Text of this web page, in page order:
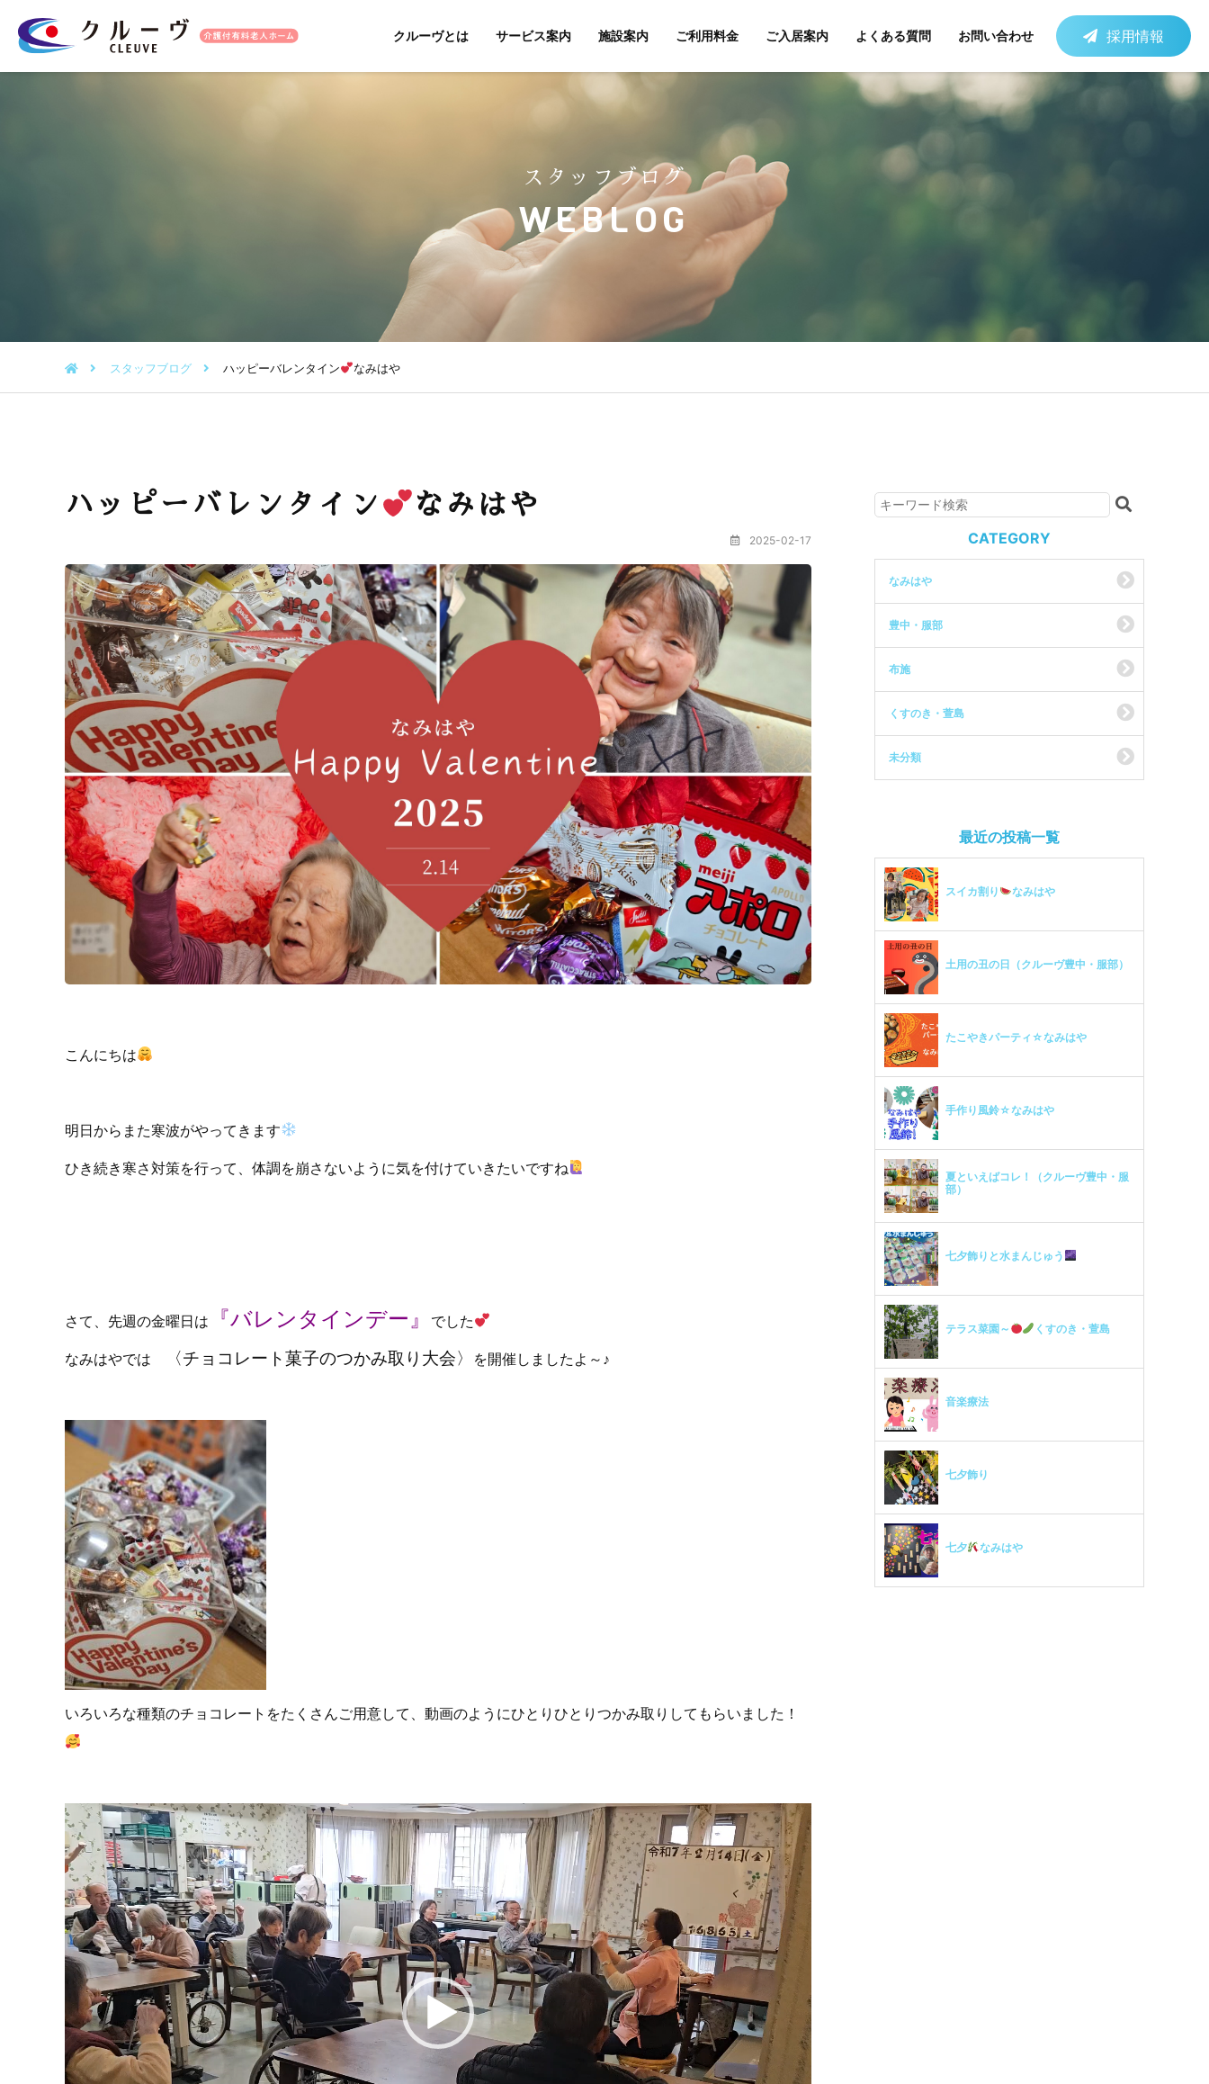
クルーヴとは サービス案内 施設案内 ご利用料金 ご入居案内 よくある質問 お問い合わせ 採用情報
スタッフブログ
WEBLOG
スタッフブログ ハッピーバレンタイン なみはや
ハッピーバレンタイン なみはや
2025-02-17
こんにちは
明日からまた寒波がやってきます
ひき続き寒さ対策を行って、体調を崩さないように気を付けていきたいですね
さて、先週の金曜日は 『バレンタインデー』 でした
なみはやでは 〈チョコレート菓子のつかみ取り大会〉 を開催しましたよ～♪
いろいろな種類のチョコレートをたくさんご用意して、動画のようにひとりひとりつかみ取りしてもらいました！
動
画
プ
レ
ー
ヤ
ー
CATEGORY
なみはや
豊中・服部
布施
くすのき・萱島
未分類
最近の投稿一覧
スイカ割り なみはや
土用の丑の日（クルーヴ豊中・服部）
たこやきパーティ☆なみはや
手作り風鈴☆なみはや
夏といえばコレ！（クルーヴ豊中・服
部）
七夕飾りと水まんじゅう
テラス菜園～ くすのき・萱島
音楽療法
七夕飾り
七夕 なみはや